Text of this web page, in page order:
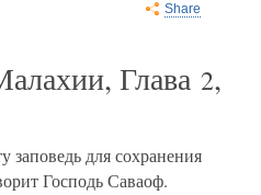
Share
Глава 2,
заповедь для сохранения
Господь Саваоф.